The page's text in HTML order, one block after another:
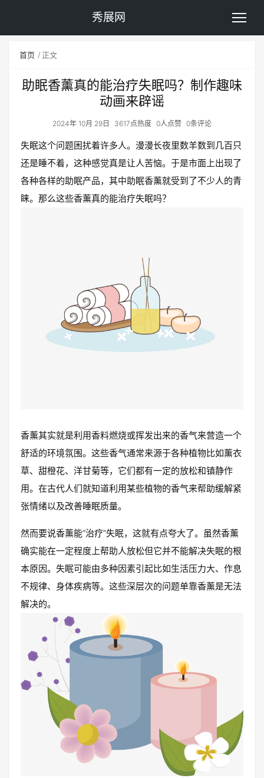
秀展网
首页 正文
助眠香薰真的能治疗失眠吗？制作趣味
动画来辟谣
2024年 10月 29日 3617点热度 0人点赞 0条评论
失眠这个问题困扰着许多人。漫漫长夜里数羊数到几百只
还是睡不着，这种感觉真是让人苦恼。于是市面上出现了
各种各样的助眠产品，其中助眠香薰就受到了不少人的青
睐。那么这些香薰真的能治疗失眠吗？
香薰其实就是利用香料燃烧或挥发出来的香气来营造一个
舒适的环境氛围。这些香气通常来源于各种植物比如薰衣
草、甜橙花、洋甘菊等，它们都有一定的放松和镇静作
用。在古代人们就知道利用某些植物的香气来帮助缓解紧
张情绪以及改善睡眠质量。
然而要说香薰能“治疗”失眠，这就有点夸大了。虽然香薰
确实能在一定程度上帮助人放松但它并不能解决失眠的根
本原因。失眠可能由多种因素引起比如生活压力大、作息
不规律、身体疾病等。这些深层次的问题单靠香薰是无法
解决的。